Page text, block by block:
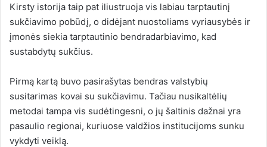
Kirsty istorija taip pat iliustruoja vis labiau tarptautinį
sukčiavimo pobūdį, o didėjant nuostoliams vyriausybės ir
įmonės siekia tarptautinio bendradarbiavimo, kad
sustabdytų sukčius.
Pirmą kartą buvo pasirašytas bendras valstybių
susitarimas kovai su sukčiavimu. Tačiau nusikaltėlių
metodai tampa vis sudėtingesni, o jų šaltinis dažnai yra
pasaulio regionai, kuriuose valdžios institucijoms sunku
vykdyti veiklą.